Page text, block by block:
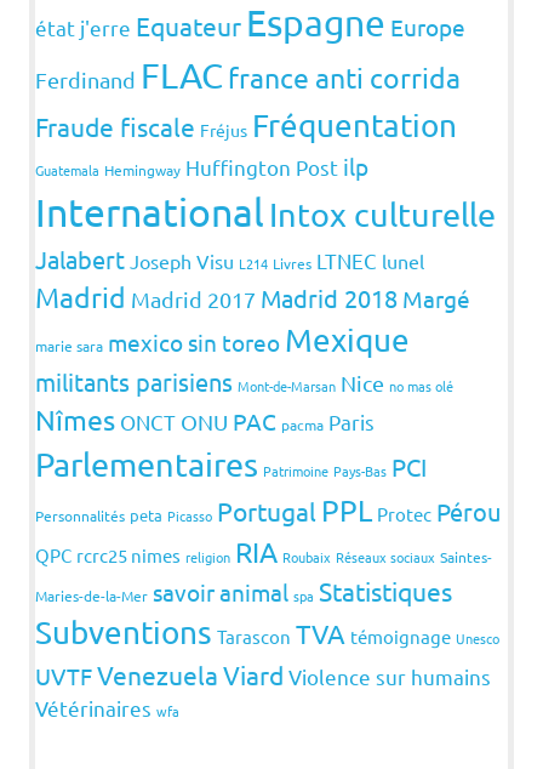
état j'erre Equateur Espagne Europe
Ferdinand FLAC france anti corrida
Fraude fiscale Fréjus Fréquentation
Guatemala Hemingway Huffington Post ilp
International Intox culturelle
Jalabert Joseph Visu L214 Livres LTNEC lunel
Madrid Madrid 2017 Madrid 2018 Margé
marie sara mexico sin toreo Mexique
militants parisiens Mont-de-Marsan Nice no mas olé
Nîmes ONCT ONU PAC pacma Paris
Parlementaires Patrimoine Pays-Bas PCI
Personnalités peta Picasso Portugal PPL Protec Pérou
QPC rcrc25 nimes religion RIA Roubaix Réseaux sociaux Saintes-
Maries-de-la-Mer savoir animal spa Statistiques
Subventions Tarascon TVA témoignage Unesco
UVTFVenezuelaViard Violence sur humains
Vétérinaires wfa